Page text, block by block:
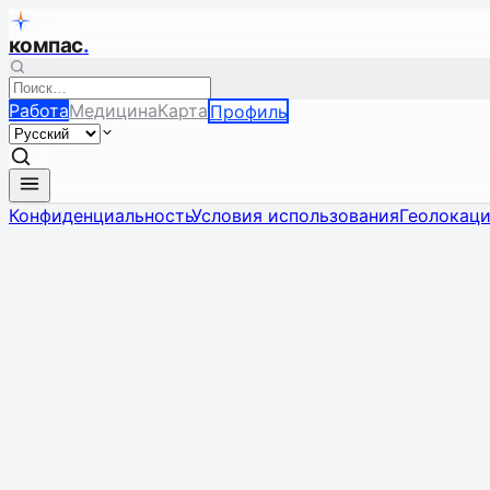
компас.
РаботаМедицинаКарта Профиль
КонфиденциальностьУсловия использования